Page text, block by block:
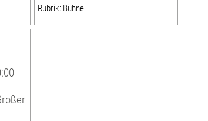
Rubrik: Bühne